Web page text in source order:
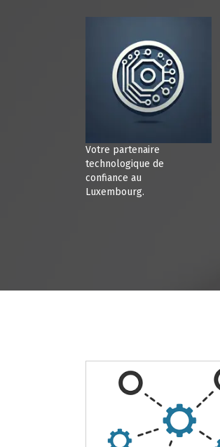
Votre partenaire
technologique de
confiance au
Luxembourg.